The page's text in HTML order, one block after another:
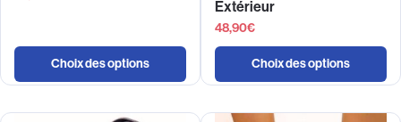
Choix des options
Extérieur
48,90€
Choix des options